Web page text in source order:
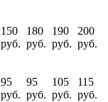
150
руб.
180
руб.
190
руб.
200
руб.
95
руб.
95
руб.
105
руб.
115
руб.